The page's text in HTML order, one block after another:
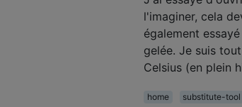
l'imaginer, cela
également
gelée. Je suis
Celsius (en plein
home substitute-tool